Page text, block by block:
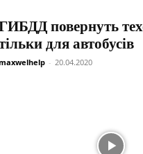
повернуть
для автобусів
- 20.04.2020